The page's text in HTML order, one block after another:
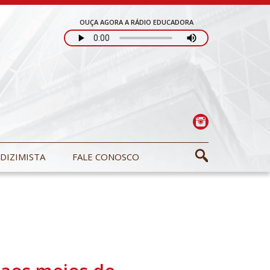
OUÇA AGORA A RÁDIO EDUCADORA
DIZIMISTA FALE CONOSCO